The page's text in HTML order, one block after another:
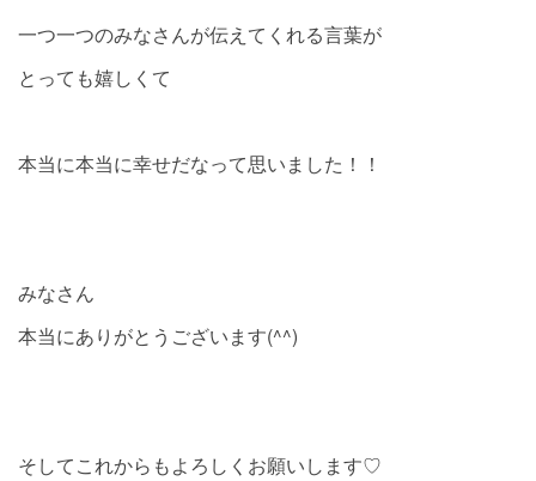
一つ一つのみなさんが伝えてくれる言葉が
とっても嬉しくて
本当に本当に幸せだなって思いました！！
みなさん
本当にありがとうございます(^^)
そしてこれからもよろしくお願いします♡